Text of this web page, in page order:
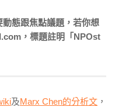
態跟焦點議題，若你想
，標題註明「NPOst
及Marx Chen的分析文 ，